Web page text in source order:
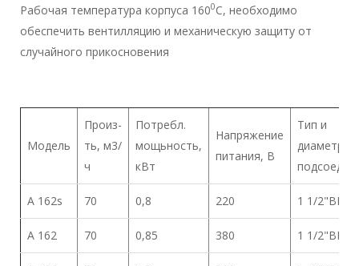
Рабочая температура корпуса 1600C, необходимо
обеспечить вентилляцию и механическую защиту от
случайного прикосновения
Модель
Произ-
ть, м3/
ч
Потребл.
мощьность,
кВт
Напряжение
питания, В
Тип и
диаметр
подсоед.
A 162s 70 0,8 220 1 1/2"BP
A 162 70 0,85 380 1 1/2"BP